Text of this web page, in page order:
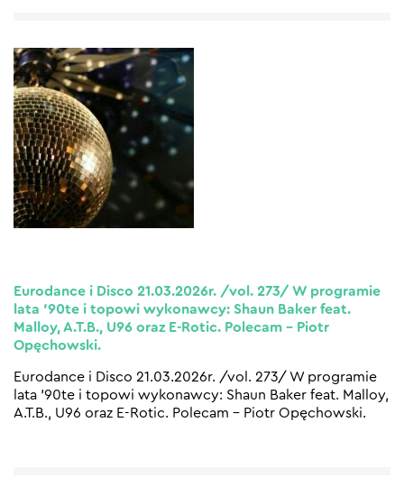
Eurodance i Disco 21.03.2026r. /vol. 273/ W programie
lata ’90te i topowi wykonawcy: Shaun Baker feat.
Malloy, A.T.B., U96 oraz E-Rotic. Polecam – Piotr
Opęchowski.
Eurodance i Disco 21.03.2026r. /vol. 273/ W programie
lata ’90te i topowi wykonawcy: Shaun Baker feat. Malloy,
A.T.B., U96 oraz E-Rotic. Polecam – Piotr Opęchowski.